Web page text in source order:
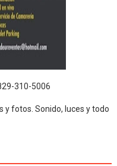
310-5006
y fotos. Sonido, luces y todo